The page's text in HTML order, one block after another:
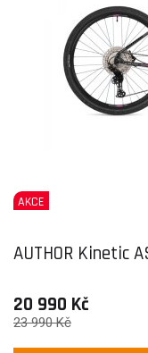
AKCE
AUTHOR Kinetic
20 990 Kč
23 990 Kč